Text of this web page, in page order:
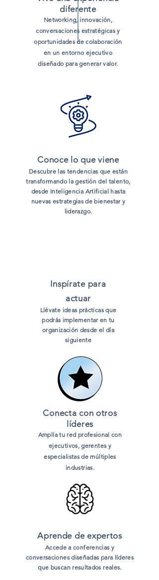
diferente
Networking, innovación,
conversaciones estratégicas y
oportunidades de colaboración
en un entorno ejecutivo
diseñado para generar valor.
Conoce lo que viene
Descubre las tendencias que están
transformando la gestión del talento,
desde Inteligencia Artificial hasta
nuevas estrategias de bienestar y
liderazgo.
Inspírate para
actuar
Llévate ideas prácticas que
podrás implementar en tu
organización desde el día
siguiente
Conecta con otros
líderes
Amplía tu red profesional con
ejecutivos, gerentes y
especialistas de múltiples
industrias.
Aprende de expertos
Accede a conferencias y
conversaciones diseñadas para líderes
que buscan resultados reales.